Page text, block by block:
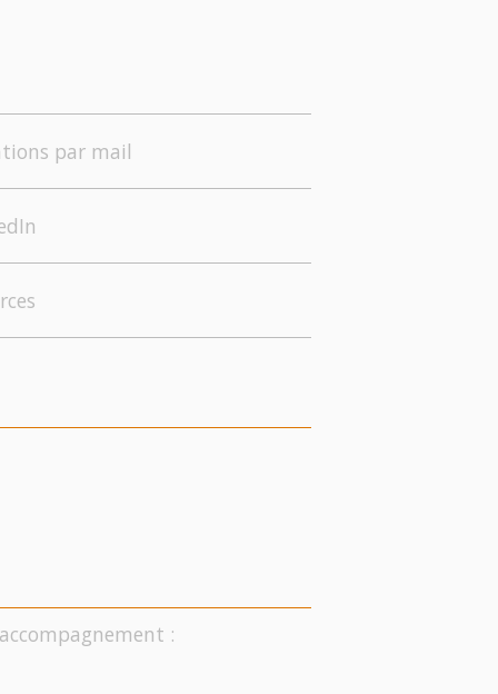
par mail
: